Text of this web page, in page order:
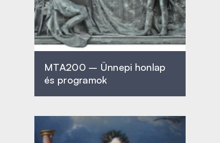
MTA200 – Ünnepi honlap
és programok